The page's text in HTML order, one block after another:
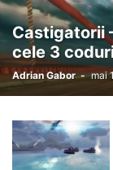
Castigatorii
cele 3
Adrian Gabor - mai